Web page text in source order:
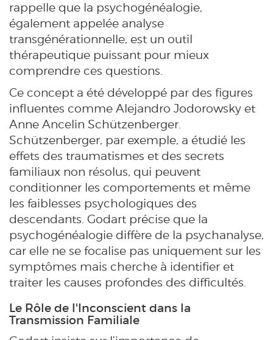
rappelle que la psychogénéalogie,
également appelée analyse
transgénérationnelle, est un outil
thérapeutique puissant pour mieux
comprendre ces questions.
Ce concept a été développé par des figures
influentes comme Alejandro Jodorowsky et
Anne Ancelin Schützenberger.
Schützenberger, par exemple, a étudié les
effets des traumatismes et des secrets
familiaux non résolus, qui peuvent
conditionner les comportements et même
les faiblesses psychologiques des
descendants. Godart précise que la
psychogénéalogie diffère de la psychanalyse,
car elle ne se focalise pas uniquement sur les
symptômes mais cherche à identifier et
traiter les causes profondes des difficultés.
Le Rôle de l'Inconscient dans la
Transmission Familiale